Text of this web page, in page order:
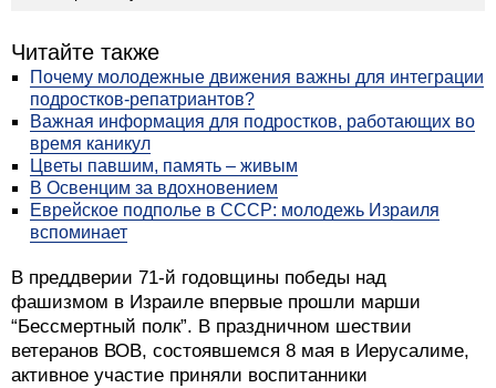
Читайте также
Почему молодежные движения важны для интеграции
подростков-репатриантов?
Важная информация для подростков, работающих во
время каникул
Цветы павшим, память – живым
В Освенцим за вдохновением
Еврейское подполье в СССР: молодежь Израиля
вспоминает
В преддверии 71-й годовщины победы над
фашизмом в Израиле впервые прошли марши
“Бессмертный полк”. В праздничном шествии
ветеранов ВОВ, состоявшемся 8 мая в Иерусалиме,
активное участие приняли воспитанники